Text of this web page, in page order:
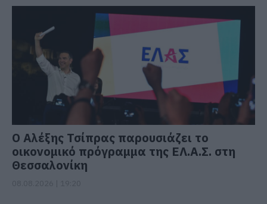
Ο Αλέξης Τσίπρας παρουσιάζει το
οικονομικό πρόγραμμα της ΕΛ.Α.Σ. στη
Θεσσαλονίκη